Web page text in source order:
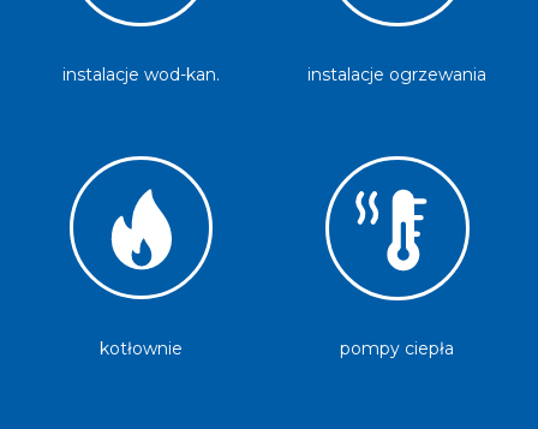
instalacje wod-kan. instalacje ogrzewania
Image
kotłownie
Image
pompy ciepła